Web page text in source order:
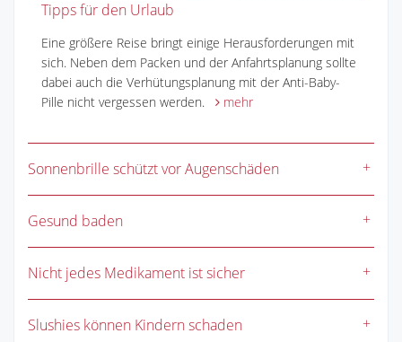
Tipps für den Urlaub
Eine größere Reise bringt einige Herausforderungen mit
sich. Neben dem Packen und der Anfahrtsplanung sollte
dabei auch die Verhütungsplanung mit der Anti-Baby-
Pille nicht vergessen werden.
mehr
Sonnenbrille schützt vor Augenschäden
Gesund baden
Nicht jedes Medikament ist sicher
Slushies können Kindern schaden